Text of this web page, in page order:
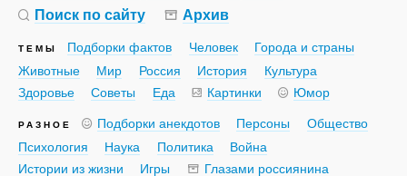
Поиск по сайту
Архив
ТЕМЫ Подборки фактов Человек
Города и страны
Животные
Мир Россия История
Культура
Здоровье
Советы Еда Картинки Юмор
РАЗНОЕ Подборки анекдотов Персоны
Общество
Психология
Наука Политика
Война
Истории из жизни
Игры Глазами россиянина